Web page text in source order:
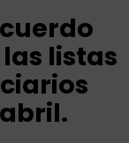
listas